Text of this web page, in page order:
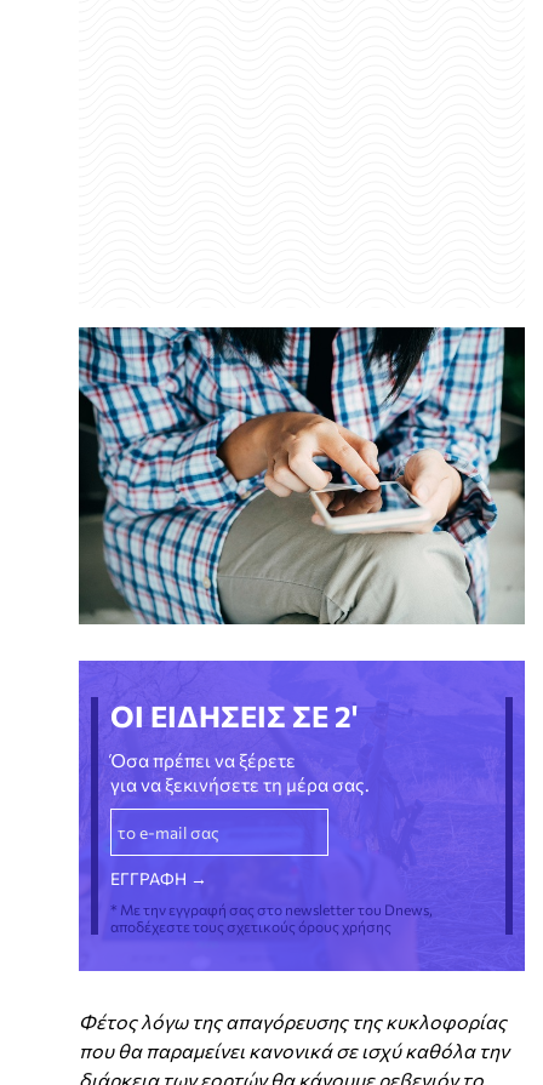
ΟΙ ΕΙΔΗΣΕΙΣ ΣΕ 2'
Όσα πρέπει να ξέρετε
για να ξεκινήσετε τη μέρα σας.
* Με την εγγραφή σας στο newsletter του Dnews,
αποδέχεστε τους σχετικούς όρους χρήσης
Φέτος λόγω της απαγόρευσης της κυκλοφορίας
που θα παραμείνει κανονικά σε ισχύ καθόλα την
διάρκεια των εορτών θα κάνουμε ρεβεγιόν το